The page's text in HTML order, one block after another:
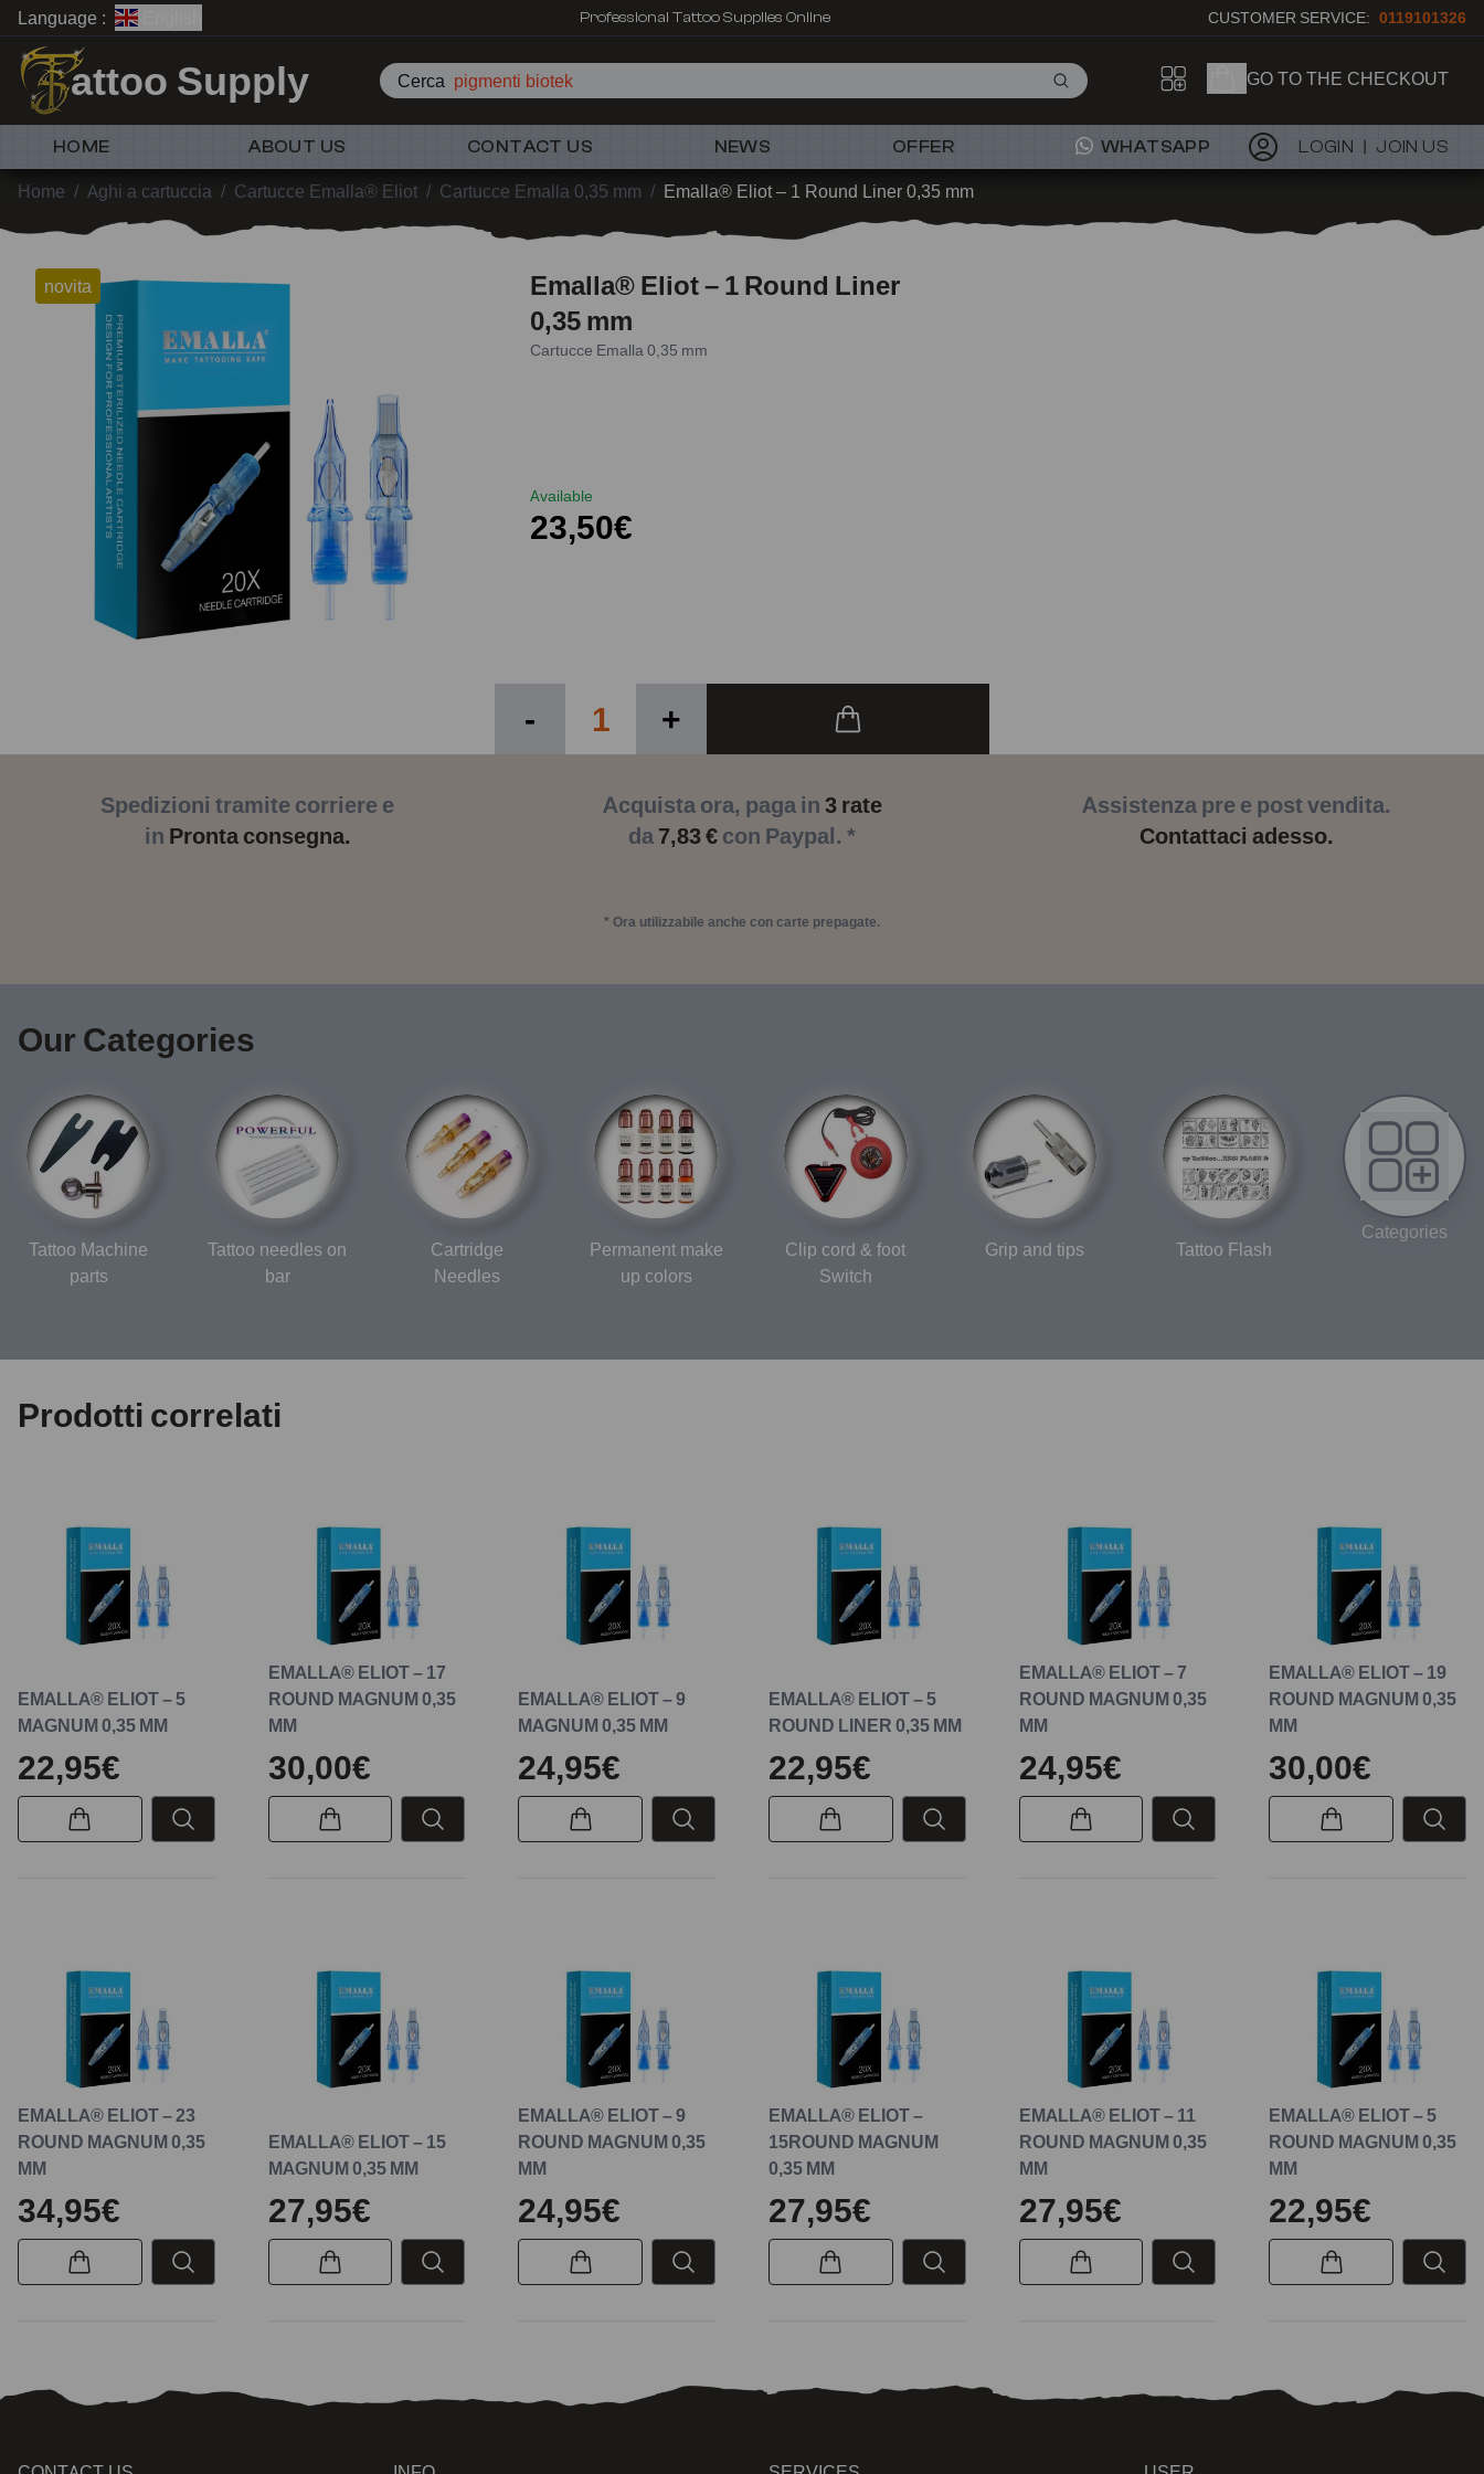
Language : Professional Tattoo Supplies Online CUSTOMER SERVICE: 0119101326
attoo Supply Cerca pigmenti biotek GO TO THE CHECKOUT
HOME ABOUT US CONTACT US NEWS OFFER WHATSAPP LOGIN JOIN US
Home / Aghi a cartuccia / Cartucce Emalla® Eliot / Cartucce Emalla 0,35 mm / Emalla® Eliot – 1 Round Liner 0,35 mm
novita
Emalla® Eliot – 1 Round Liner
0,35 mm
Cartucce Emalla 0,35 mm
Available
23,50€
- +
Spedizioni tramite corriere e
in Pronta consegna.
Acquista ora, paga in 3 rate
da 7,83 € con Paypal. *
* Ora utilizzabile anche con carte prepagate.
Assistenza pre e post vendita.
Contattaci adesso.
Our Categories
Tattoo Machine
parts
Tattoo needles on
bar
Cartridge
Needles
Permanent make
up colors
Clip cord & foot
Switch
Grip and tips Tattoo Flash
Categories
Prodotti correlati
EMALLA® ELIOT – 5
MAGNUM 0,35 MM
22,95€
EMALLA® ELIOT – 17
ROUND MAGNUM 0,35
MM
30,00€
EMALLA® ELIOT – 9
MAGNUM 0,35 MM
24,95€
EMALLA® ELIOT – 5
ROUND LINER 0,35 MM
22,95€
EMALLA® ELIOT – 7
ROUND MAGNUM 0,35
MM
24,95€
EMALLA® ELIOT – 19
ROUND MAGNUM 0,35
MM
30,00€
EMALLA® ELIOT – 23
ROUND MAGNUM 0,35
MM
34,95€
EMALLA® ELIOT – 15
MAGNUM 0,35 MM
27,95€
EMALLA® ELIOT – 9
ROUND MAGNUM 0,35
MM
24,95€
EMALLA® ELIOT –
15ROUND MAGNUM
0,35 MM
27,95€
EMALLA® ELIOT – 11
ROUND MAGNUM 0,35
MM
27,95€
EMALLA® ELIOT – 5
ROUND MAGNUM 0,35
MM
22,95€